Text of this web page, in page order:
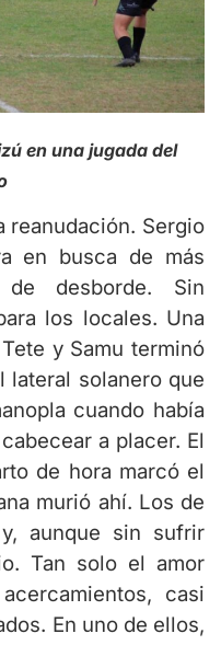
en una jugada del
Sergio
en busca de más
desborde. Sin
los locales. Una
y Samu terminó
lateral solanero que
cuando había
a placer. El
de hora marcó el
murió ahí. Los de
aunque sin sufrir
Tan solo el amor
casi
En uno de ellos,